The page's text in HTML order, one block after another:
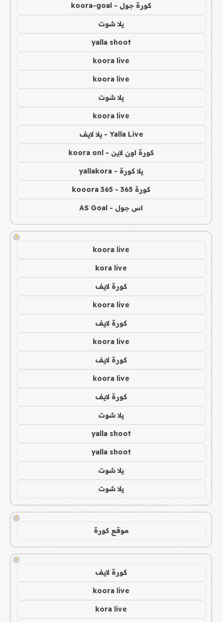
كورة جول - koora-goal
يلا شوت
yalla shoot
koora live
koora live
يلا شوت
koora live
Yalla Live - يلا لايف
كورة اون لاين - koora onl
يلا كورة - yallakora
كورة 365 - kooora 365
اس جول - AS Goal
!
koora live
kora live
كورة لايف
koora live
كورة لايف
koora live
كورة لايف
koora live
كورة لايف
يلا شوت
yalla shoot
yalla shoot
يلا شوت
يلا شوت
!
موقع كورة
!
كورة لايف
koora live
kora live